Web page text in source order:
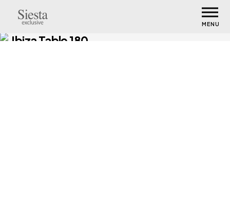
Ibiza Table 180
MENU